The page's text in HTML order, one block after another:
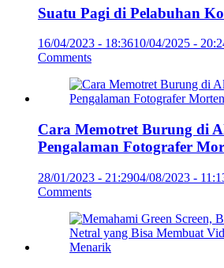
Suatu Pagi di Pelabuhan
16/04/2023 - 18:3610/04/2025 -
Comments
Cara Memotret Burung di
Pengalaman Fotografer
28/01/2023 - 21:2904/08/2023 -
Comments